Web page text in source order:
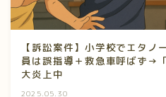
【訴訟案件】小学校でエタ
員は誤指導＋救急車呼ばず→
大炎上中
2025.05.30